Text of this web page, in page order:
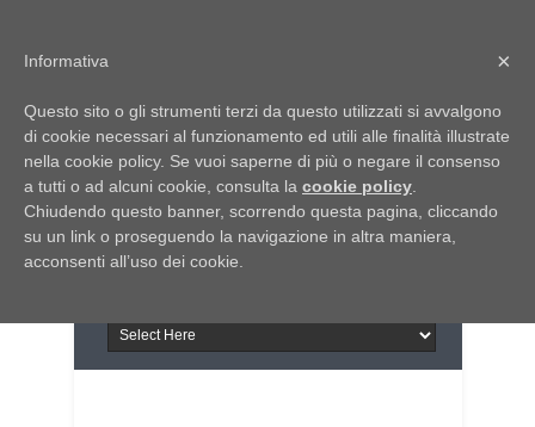
Italia Notizie
Giornale di Basilicata
Giornale di Puglia
INFORMAPUGLIA
Il portale n.1 del lavoro
in Puglia
×
Informativa
Questo sito o gli strumenti terzi da questo utilizzati si avvalgono
di cookie necessari al funzionamento ed utili alle finalità illustrate
nella cookie policy. Se vuoi saperne di più o negare il consenso
a tutti o ad alcuni cookie, consulta la cookie policy
Chiudendo questo banner, scorrendo questa pagina, cliccando
su un link o proseguendo la navigazione in altra maniera,
acconsenti all’uso dei cookie.